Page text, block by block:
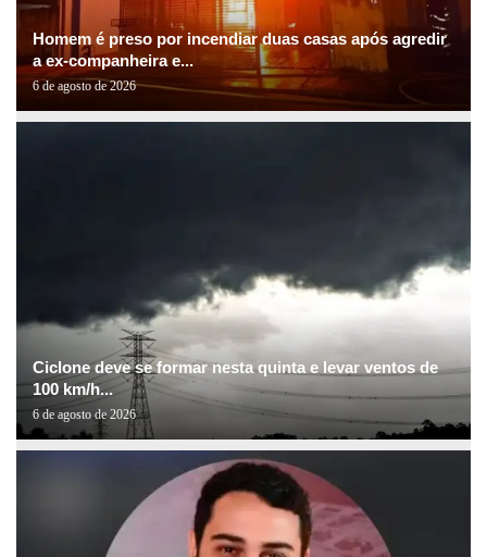
Homem é preso por incendiar duas casas após agredir
a ex-companheira e...
6 de agosto de 2026
Ciclone deve se formar nesta quinta e levar ventos de
100 km/h...
6 de agosto de 2026